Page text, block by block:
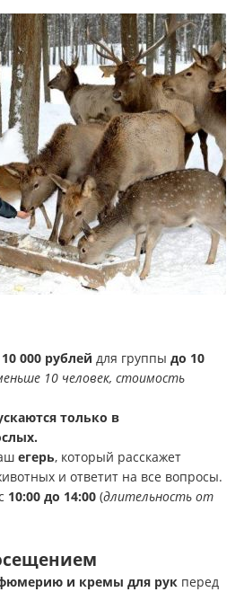
10 000 рублей для группы до 10
10 человек, стоимость
только в
егерь, который расскажет
и ответит на все вопросы.
10:00 до 14:00 (длительность от
и кремы для рук перед